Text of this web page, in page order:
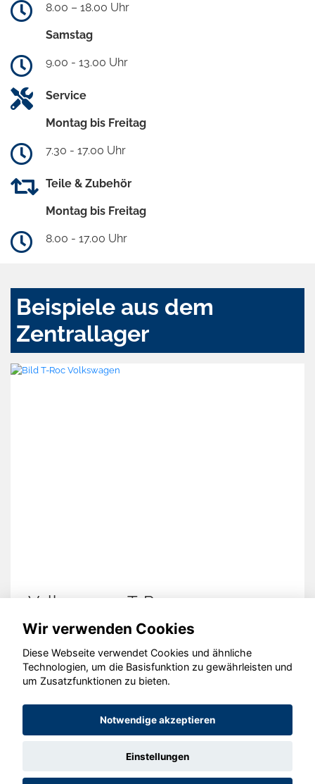
8.00 – 18.00 Uhr
Samstag
9.00 - 13.00 Uhr
Service
Montag bis Freitag
7.30 - 17.00 Uhr
Teile & Zubehör
Montag bis Freitag
8.00 - 17.00 Uhr
Beispiele aus dem
Zentrallager
Volkswagen T-Roc
© konjunkturmotor.de GmbH 2020 - 2026
Wir verwenden Cookies
Diese Webseite verwendet Cookies und ähnliche
Technologien, um die Basisfunktion zu gewährleisten und
um Zusatzfunktionen zu bieten.
Notwendige akzeptieren
Einstellungen